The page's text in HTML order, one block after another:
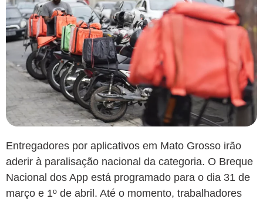
Entregadores por aplicativos em Mato Grosso irão
aderir à paralisação nacional da categoria. O Breque
Nacional dos App está programado para o dia 31 de
março e 1º de abril. Até o momento, trabalhadores